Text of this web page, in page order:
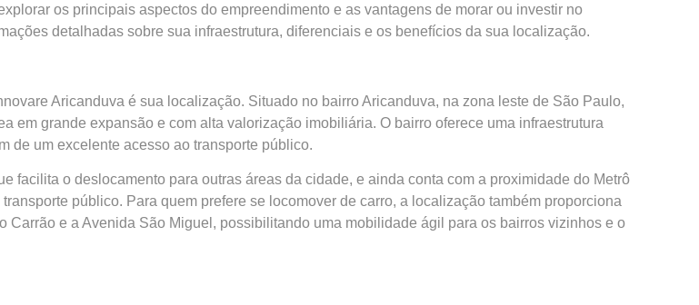
os principais aspectos do empreendimento e as vantagens de morar ou investir no
detalhadas sobre sua infraestrutura, diferenciais e os benefícios da sua localização.
Aricanduva é sua localização. Situado no bairro Aricanduva, na zona leste de São Paulo,
em grande expansão e com alta valorização imobiliária. O bairro oferece uma infraestrutura
de um excelente acesso ao transporte público.
facilita o deslocamento para outras áreas da cidade, e ainda conta com a proximidade do Metrô
público. Para quem prefere se locomover de carro, a localização também proporciona
e a Avenida São Miguel, possibilitando uma mobilidade ágil para os bairros vizinhos e o